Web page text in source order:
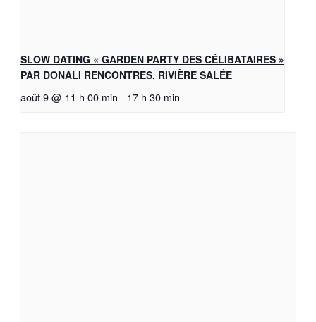
SLOW DATING « GARDEN PARTY DES CÉLIBATAIRES »
PAR DONALI RENCONTRES, RIVIÈRE SALÉE
août 9 @ 11 h 00 min - 17 h 30 min